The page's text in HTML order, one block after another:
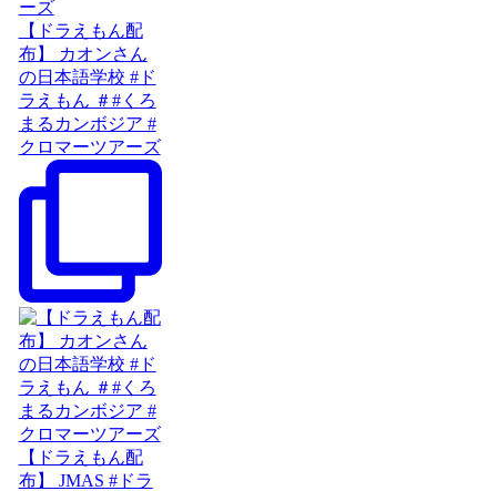
【ドラえもん配
布】 カオンさん
の日本語学校 #ド
ラえもん ＃#くろ
まるカンボジア #
クロマーツアーズ
【ドラえもん配
布】 JMAS #ドラ